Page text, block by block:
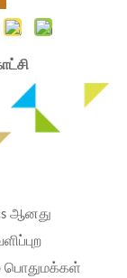
ஆனது
பொதுமக்கள்